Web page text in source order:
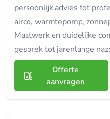
persoonlijk advies tot
airco, warmtepomp,
Maatwerk en duidelijke
gesprek tot jarenlange
Offerte
aanvragen